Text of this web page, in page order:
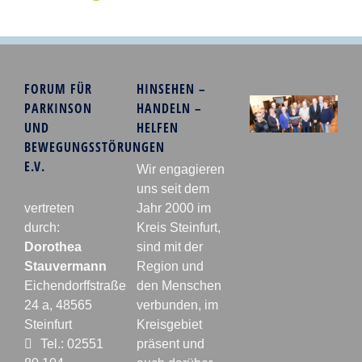
FORUM FÜR
PARKINSON
UND
BEWEGUNGSSTÖRUNGEN
E.V.
vertreten
durch:
Dorothea
Stauvermann
Eichendorffstraße
24 a, 48565
Steinfurt
Tel.: 02551
HINSEHEN –
HANDELN –
HELFEN
Wir engagieren
uns seit dem
Jahr 2000 im
Kreis Steinfurt,
sind mit der
Region und
den Menschen
verbunden, im
Kreisgebiet
präsent und